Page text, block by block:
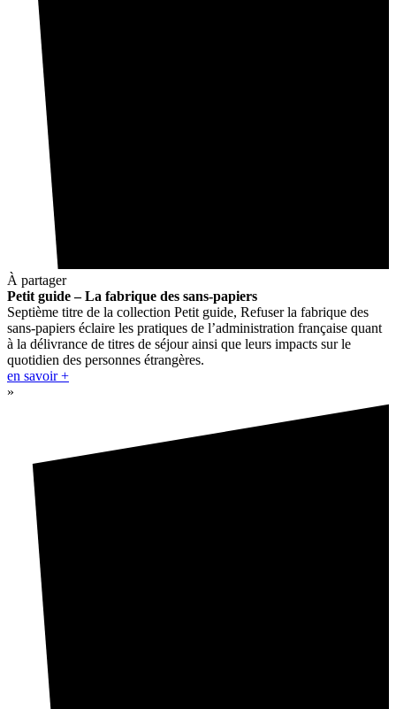
À partager
Petit guide – La fabrique des sans-papiers
Septième titre de la collection Petit guide, Refuser la fabrique des
sans-papiers éclaire les pratiques de l’administration française quant
à la délivrance de titres de séjour ainsi que leurs impacts sur le
quotidien des personnes étrangères.
en savoir +
»